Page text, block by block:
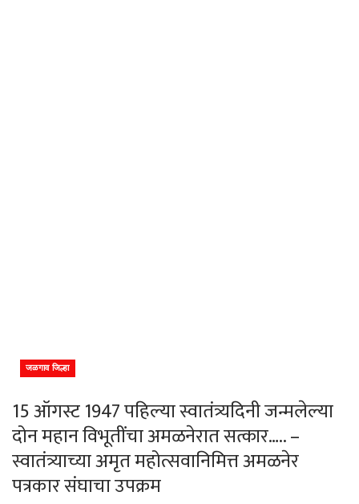
जळगाव जिल्हा
15 ऑगस्ट 1947 पहिल्या स्वातंत्र्यदिनी जन्मलेल्या
दोन महान विभूतींचा अमळनेरात सत्कार….. –
स्वातंत्र्याच्या अमृत महोत्सवानिमित्त अमळनेर
पत्रकार संघाचा उपक्रम